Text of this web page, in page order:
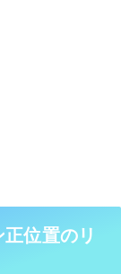
位置のリ